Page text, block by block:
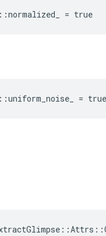
= true
= true